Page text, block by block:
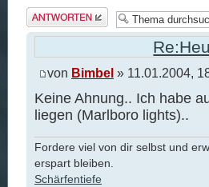
Antwort
erstellen
von Bimbel » 11.01.2004,
Keine Ahnung.. Ich habe
liegen (Marlboro lights)..
Fordere viel von dir selbst und
erspart bleiben.
Schärfentiefe